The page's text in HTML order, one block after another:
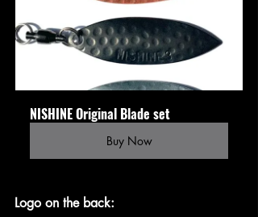
NISHINE Original Blade set
Buy Now
Logo on the back: